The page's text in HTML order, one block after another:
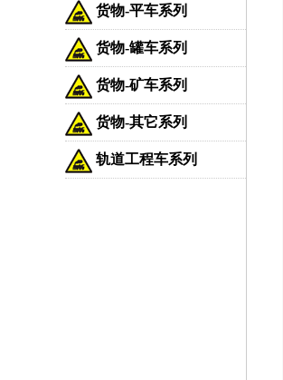
货物-平车系列
货物-罐车系列
货物-矿车系列
货物-其它系列
轨道工程车系列